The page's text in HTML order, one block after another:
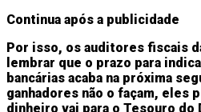
Continua após a publicidade
Por isso, os auditores fiscais
lembrar que o prazo para
bancárias acaba na próxima
ganhadores não o façam, eles
dinheiro vai para o Tesouro do